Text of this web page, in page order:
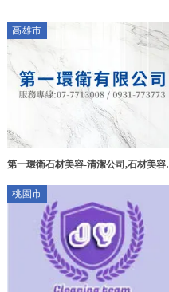
高雄市
第一環衛石材美容-清潔公司,石材美容,
桃園市